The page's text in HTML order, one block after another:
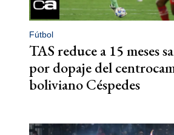
Fútbol
TAS reduce a 15 meses
por dopaje del
boliviano Céspedes